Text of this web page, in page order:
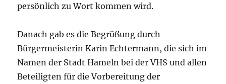
persönlich zu Wort kommen wird.
Danach gab es die Begrüßung durch
Bürgermeisterin Karin Echtermann, die sich im
Namen der Stadt Hameln bei der VHS und allen
Beteiligten für die Vorbereitung der